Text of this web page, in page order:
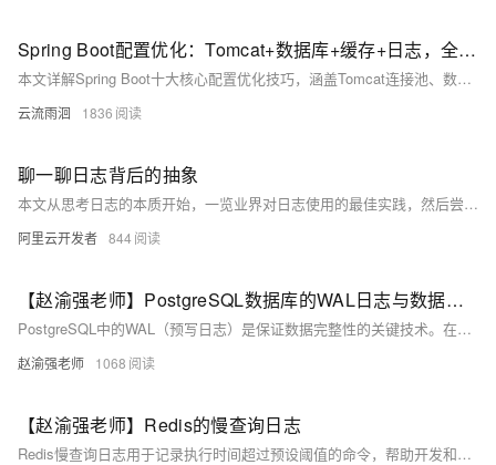
Spring Boot配置优化：Tomcat+数据库+缓存+日志，全场景教程
本文详解Spring Boot十大核心配置优化技巧，涵盖Tomcat连接池、数据库连接池、Jackson时区、日志管理、缓存策略、异步线程池等关键配置，结合代码示例与通俗解释，助你轻松掌握高并发场景下的性能调优方法，适用于实际项目落地。
云流雨洄 1836
聊一聊日志背后的抽象
本文从思考日志的本质开始，一览业界对日志使用的最佳实践，然后尝试给出分布式存储场景下对日志模块的需求抽象，最后是技术探索路上个人的一点点感悟。
阿里云开发者 844
【赵渝强老师】PostgreSQL数据库的WAL日志与数据写入的过程
PostgreSQL中的WAL（预写日志）是保证数据完整性的关键技术。在数据修改前，系统会先将日志写入WAL，确保宕机时可通过日志恢复数据。它减少了磁盘I/O，提升了性能，并支持手动切换日志文件。WAL文件默认存储在pg_wal目录下，采用16进制命名规则。此外，PostgreSQL提供pg_waldump工具解析日志内容。
赵渝强老师 1068
【赵渝强老师】Redis的慢查询日志
Redis慢查询日志用于记录执行时间超过预设阈值的命令，帮助开发和运维人员定位性能问题。每条慢查询日志包含标识ID、发生时间戳、命令耗时及详细信息。配置参数包括`slowlog-max-len`（默认128）和`slowlog-log-slower-than`（默认10000微秒）。实战中可通过`slowlog get`获取日志、`slowlog len`查看长度、`slowlog reset`重置日志。建议线上环境将`slowlog-max-len`设为1000以上，并根据并发量调整`slowlog-log-slower-than`。需要注意的是，慢查询只记录命令执行时间。